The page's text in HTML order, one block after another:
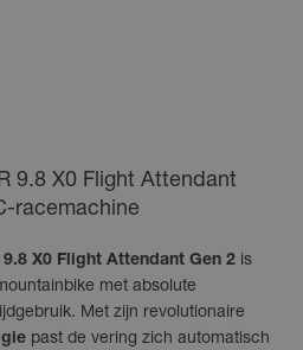
9.8 X0 Flight Attendant
racemachine
X0 Flight Attendant Gen 2 is
met absolute
Met zijn revolutionaire
past de vering zich automatisch